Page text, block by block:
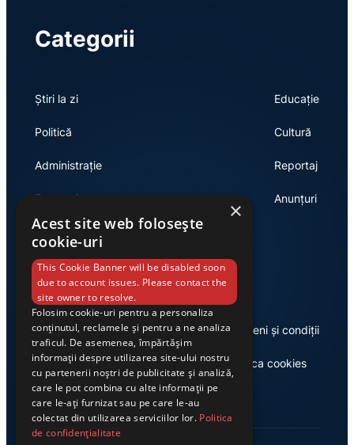
Categorii
Știri la zi
Politică
Administrație
Economie
Educație
Cultură
Reportaj
Anunțuri
Link-uri utile
Despre noi
Casa de editură Exclusiv
Termeni și condiții
Politica cookies
×
Acest site web folosește
cookie-uri
This Cookie Banner will be disabled soon
due to account issues. Please contact the
site owner to resolve.
Folosim cookie-uri pentru a personaliza
conținutul, reclamele și pentru a ne analiza
traficul. De asemenea, împărtășim
informații despre utilizarea site-ului nostru
cu partenerii noștri de publicitate și analiză,
care le pot combina cu alte informații pe
care le-ați furnizat sau pe care le-au
colectat din utilizarea serviciilor lor. Politica
de confidențialitate